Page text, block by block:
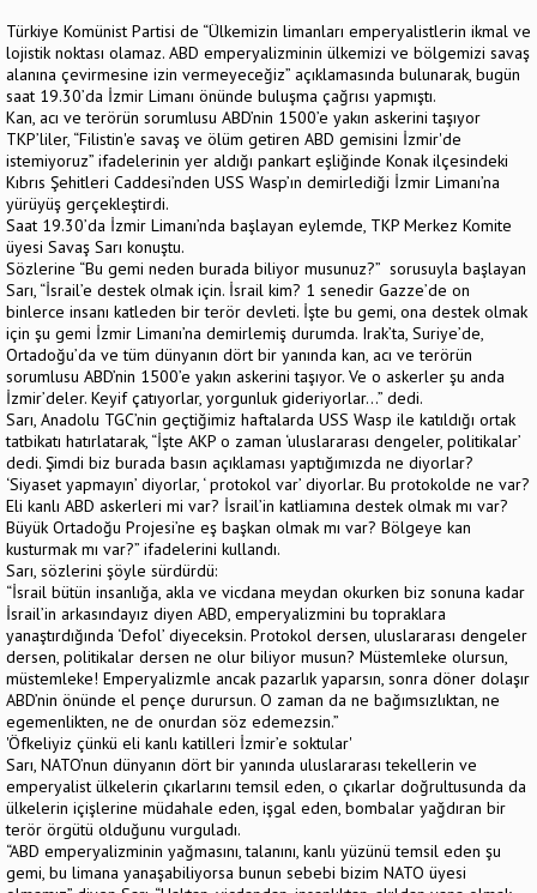
Türkiye Komünist Partisi de “Ülkemizin limanları emperyalistlerin ikmal ve
lojistik noktası olamaz. ABD emperyalizminin ülkemizi ve bölgemizi savaş
alanına çevirmesine izin vermeyeceğiz” açıklamasında bulunarak, bugün
saat 19.30’da İzmir Limanı önünde buluşma çağrısı yapmıştı.
Kan, acı ve terörün sorumlusu ABD’nin 1500’e yakın askerini taşıyor
TKP’liler, “Filistin'e savaş ve ölüm getiren ABD gemisini İzmir'de
istemiyoruz” ifadelerinin yer aldığı pankart eşliğinde Konak ilçesindeki
Kıbrıs Şehitleri Caddesi’nden USS Wasp’ın demirlediği İzmir Limanı’na
yürüyüş gerçekleştirdi.
Saat 19.30’da İzmir Limanı’nda başlayan eylemde, TKP Merkez Komite
üyesi Savaş Sarı konuştu.
Sözlerine “Bu gemi neden burada biliyor musunuz?” sorusuyla başlayan
Sarı, “İsrail’e destek olmak için. İsrail kim? 1 senedir Gazze’de on
binlerce insanı katleden bir terör devleti. İşte bu gemi, ona destek olmak
için şu gemi İzmir Limanı’na demirlemiş durumda. Irak’ta, Suriye’de,
Ortadoğu’da ve tüm dünyanın dört bir yanında kan, acı ve terörün
sorumlusu ABD’nin 1500’e yakın askerini taşıyor. Ve o askerler şu anda
İzmir’deler. Keyif çatıyorlar, yorgunluk gideriyorlar…” dedi.
Sarı, Anadolu TGC’nin geçtiğimiz haftalarda USS Wasp ile katıldığı ortak
tatbikatı hatırlatarak, “İşte AKP o zaman ‘uluslararası dengeler, politikalar’
dedi. Şimdi biz burada basın açıklaması yaptığımızda ne diyorlar?
‘Siyaset yapmayın’ diyorlar, ‘ protokol var’ diyorlar. Bu protokolde ne var?
Eli kanlı ABD askerleri mi var? İsrail’in katliamına destek olmak mı var?
Büyük Ortadoğu Projesi’ne eş başkan olmak mı var? Bölgeye kan
kusturmak mı var?” ifadelerini kullandı.
Sarı, sözlerini şöyle sürdürdü:
“İsrail bütün insanlığa, akla ve vicdana meydan okurken biz sonuna kadar
İsrail’in arkasındayız diyen ABD, emperyalizmini bu topraklara
yanaştırdığında ‘Defol’ diyeceksin. Protokol dersen, uluslararası dengeler
dersen, politikalar dersen ne olur biliyor musun? Müstemleke olursun,
müstemleke! Emperyalizmle ancak pazarlık yaparsın, sonra döner dolaşır
ABD’nin önünde el pençe durursun. O zaman da ne bağımsızlıktan, ne
egemenlikten, ne de onurdan söz edemezsin.”
'Öfkeliyiz çünkü eli kanlı katilleri İzmir’e soktular'
Sarı, NATO’nun dünyanın dört bir yanında uluslararası tekellerin ve
emperyalist ülkelerin çıkarlarını temsil eden, o çıkarlar doğrultusunda da
ülkelerin içişlerine müdahale eden, işgal eden, bombalar yağdıran bir
terör örgütü olduğunu vurguladı.
“ABD emperyalizminin yağmasını, talanını, kanlı yüzünü temsil eden şu
gemi, bu limana yanaşabiliyorsa bunun sebebi bizim NATO üyesi